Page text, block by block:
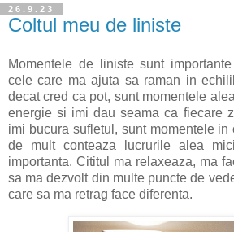
26.9.23
Coltul meu de liniste
Momentele de liniste sunt
cele care ma ajuta sa raman in
decat cred ca pot, sunt momentele
energie si imi dau seama ca fiecare
imi bucura sufletul, sunt momentele
de mult conteaza lucrurile alea
importanta. Cititul ma relaxeaza, ma
sa ma dezvolt din multe puncte de
care sa ma retrag face diferenta.